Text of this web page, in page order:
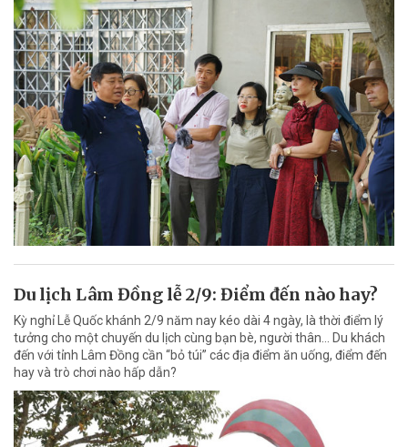
Du lịch Lâm Đồng lễ 2/9: Điểm đến nào hay?
Kỳ nghỉ Lễ Quốc khánh 2/9 năm nay kéo dài 4 ngày, là thời điểm lý
tưởng cho một chuyến du lịch cùng bạn bè, người thân... Du khách
đến với tỉnh Lâm Đồng cần “bỏ túi” các địa điểm ăn uống, điểm đến
hay và trò chơi nào hấp dẫn?